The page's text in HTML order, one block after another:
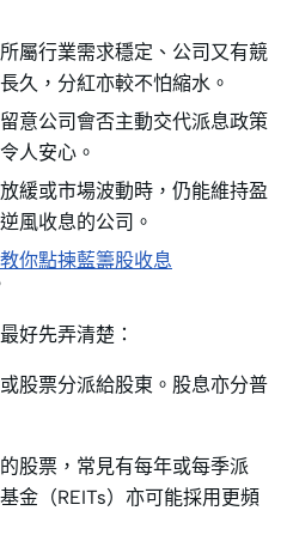
屬行業需求穩定、公司又有競
久，分紅亦較不怕縮水。
意公司會否主動交代派息政策
人安心。
緩或市場波動時，仍能維持盈
風收息的公司。
你點揀藍籌股收息
好先弄清楚：
股票分派給股東。股息亦分普
股票，常見有每年或每季派
金（REITs）亦可能採用更頻